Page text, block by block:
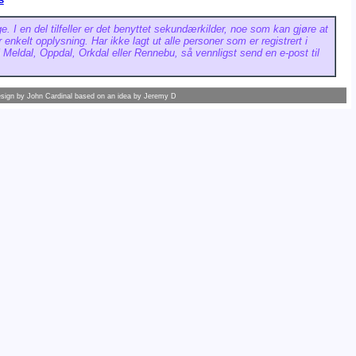
I en del tilfeller er det benyttet sekundærkilder, noe som kan gjøre at
opplysning. Har ikke lagt ut alle personer som er registrert i
Oppdal, Orkdal eller Rennebu, så vennligst send en e-post til
byJohn Cardinal based on an idea byJeremy D